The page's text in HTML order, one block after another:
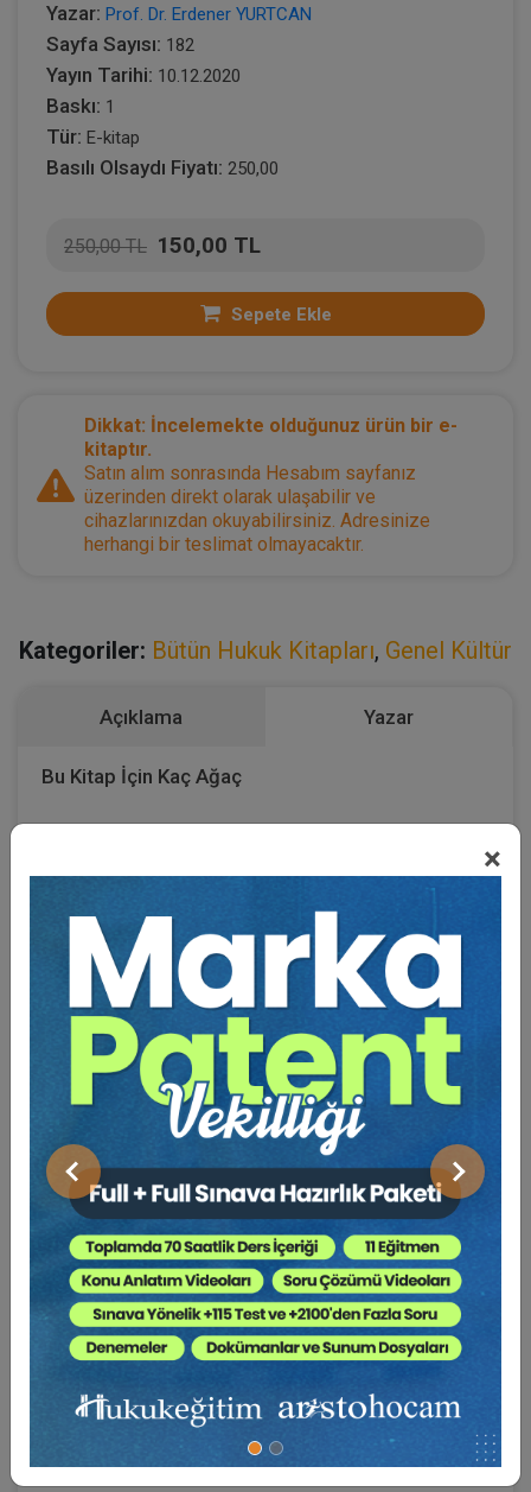
×
Önceki Sonraki
Yazar: Prof. Dr. Erdener YURTCAN
Sayfa Sayısı: 182
Yayın Tarihi: 10.12.2020
Baskı: 1
Tür: E-kitap
Basılı Olsaydı Fiyatı: 250,00
250,00 TL 150,00 TL
Sepete Ekle
Dikkat: İncelemekte olduğunuz ürün bir e-
kitaptır.
Satın alım sonrasında Hesabım sayfanız
üzerinden direkt olarak ulaşabilir ve
cihazlarınızdan okuyabilirsiniz. Adresinize
herhangi bir teslimat olmayacaktır.
Kategoriler: Bütün Hukuk Kitapları, Genel Kültür
Açıklama Yazar
Bu Kitap İçin Kaç Ağaç
2003 yazına girerken bir roman yazayım dedim ve
bilgisayarımın karşısına oturdum.
“Güneş Mavi Gülüyor” ortaya çıktı.
Rahmetli arkadaşım bilim adamı, yazar, editör Cemal Şener
romanı tanıtırken şu satırları yazmıştı:
“Hukuk dünyasının yakından tanıdığı Erdener Yurtcan, son
yıllardaki edebi çalışmalarını bu kez bir romanla sürdürüyor
Yazar, 1960’ların üniversite ortamında kurguladığı olayları,
insan ilişkilerini akıcı bir üslup içinde okuyucuya aktarıyor.
Romanın bir temel özelliği de o günleri yansıtan belgesel
tadında olmasıdır”.
Sizler romanımı okuduktan sonra, ondan tat alıp almadığınıza
karar vereceksiniz sevgili okurlar.
Yeni çalışmalarda buluşmak dileğiyle…
Erdener Yurtcan